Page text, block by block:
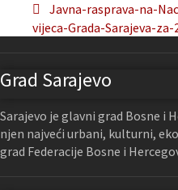
Javna-rasprava-na-
vijeca-Grada-Sarajeva-
Grad Sarajevo
Sarajevo je glavni grad Bosne i
njen najveći urbani, kulturni,
grad Federacije Bosne i